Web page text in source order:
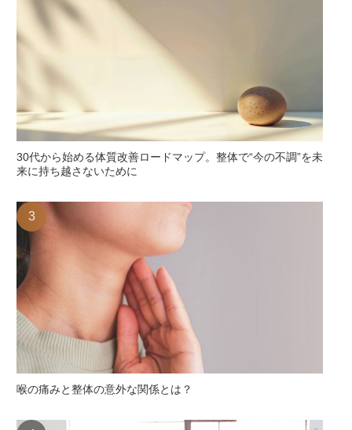
30代から始める体質改善ロードマップ。整体で“今の不調”を未
来に持ち越さないために
喉の痛みと整体の意外な関係とは？